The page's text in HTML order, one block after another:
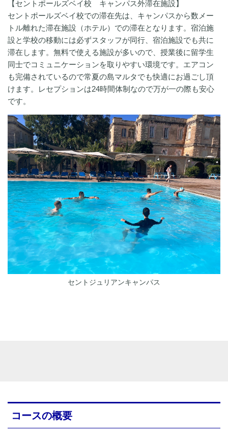
【セントポールズベイ校 キャンパス外滞在施設】
セントポールズベイ校での滞在先は、キャンパスから数メー
トル離れた滞在施設（ホテル）での滞在となります。宿泊施
設と学校の移動には必ずスタッフが同行、宿泊施設でも共に
滞在します。無料で使える施設が多いので、授業後に留学生
同士でコミュニケーションを取りやすい環境です。エアコン
も完備されているので常夏の島マルタでも快適にお過ごし頂
けます。レセプションは24時間体制なので万が一の際も安心
です。
セントジュリアンキャンパス
コースの概要